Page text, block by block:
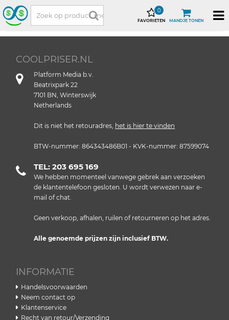
FAVORIETEN
0
MANDJE TONEN
COOLPRISER.NL
Platform Media b.v.
Beatrixpark 22
7101 BN, Winterswijk
Netherlands
Dit is niet het retouradres, het is hier te vinden
BTW-nummer: 864343486B01 - KVK-nummer: 87599074
TEL: 203 695 169
We hebben momenteel vanwege gebrek aan verzoeken
de klantentelefoon gesloten. U wordt verwezen naar e-
mail of chat.
Geen verkoop, afhalen, ruilen of retourneren op het adres.
Alle genoemde prijzen zijn inclusief BTW.
INFORMATIE
Handelsvoorwaarden
Neem contact op
Klantenservice
Recht van retour/Verzending